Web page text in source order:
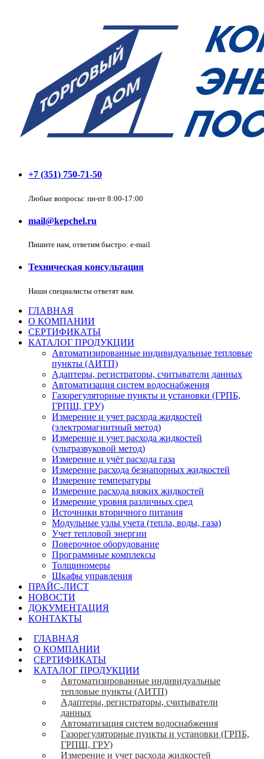
+7 (351) 750-71-50
Любые вопросы: пн-пт 8:00-17:00
mail@kepchel.ru
Пишите нам, ответим быстро: e-mail
Техническая консультация
Наши специалисты ответят вам.
ГЛАВНАЯ
О КОМПАНИИ
СЕРТИФИКАТЫ
КАТАЛОГ ПРОДУКЦИИ
Автоматизированные индивидуальные тепловые
пункты (АИТП)
Адаптеры, регистраторы, считыватели данных
Автоматизация систем водоснабжения
Газорегуляторные пункты и установки (ГРПБ,
ГРПШ, ГРУ)
Измерение и учет расхода жидкостей
(электромагнитный метод)
Измерение и учет расхода жидкостей
(ультразвуковой метод)
Измерение и учёт расхода газа
Измерение расхода безнапорных жидкостей
Измерение температуры
Измерение расхода вязких жидкостей
Измерение уровня различных сред
Источники вторичного питания
Модульные узлы учета (тепла, воды, газа)
Учет тепловой энергии
Поверочное оборудование
Программные комплексы
Толщиномеры
Шкафы управления
ПРАЙС-ЛИСТ
НОВОСТИ
ДОКУМЕНТАЦИЯ
КОНТАКТЫ
ГЛАВНАЯ
О КОМПАНИИ
СЕРТИФИКАТЫ
КАТАЛОГ ПРОДУКЦИИ
Автоматизированные индивидуальные
тепловые пункты (АИТП)
Адаптеры, регистраторы, считыватели
данных
Автоматизация систем водоснабжения
Газорегуляторные пункты и установки (ГРПБ,
ГРПШ, ГРУ)
Измерение и учет расхода жидкостей